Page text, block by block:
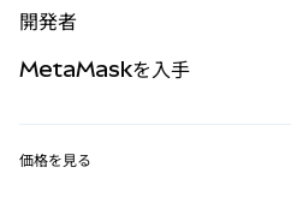
パーペチュアル
RWA
開発者
MetaMaskを入手
価格を見る